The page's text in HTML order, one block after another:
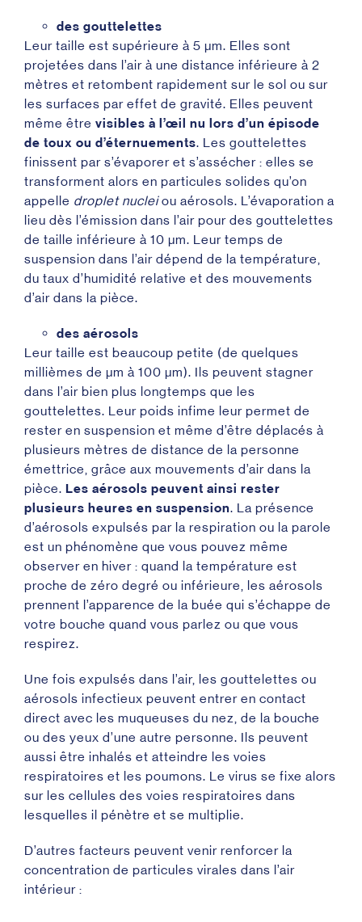
des gouttelettes
Leur taille est supérieure à 5 µm. Elles sont
projetées dans l’air à une distance inférieure à 2
mètres et retombent rapidement sur le sol ou sur
les surfaces par effet de gravité. Elles peuvent
même être visibles à l’œil nu lors d’un épisode
de toux ou d’éternuements. Les gouttelettes
finissent par s’évaporer et s’assécher : elles se
transforment alors en particules solides qu’on
appelle droplet nucleiou aérosols. L’évaporation a
lieu dès l’émission dans l’air pour des gouttelettes
de taille inférieure à 10 µm. Leur temps de
suspension dans l’air dépend de la température,
du taux d’humidité relative et des mouvements
d’air dans la pièce.
des aérosols
Leur taille est beaucoup petite (de quelques
millièmes de µm à 100 µm). Ils peuvent stagner
dans l’air bien plus longtemps que les
gouttelettes. Leur poids infime leur permet de
rester en suspension et même d’être déplacés à
plusieurs mètres de distance de la personne
émettrice, grâce aux mouvements d’air dans la
pièce. Les aérosols peuvent ainsi rester
plusieurs heures en suspension. La présence
d’aérosols expulsés par la respiration ou la parole
est un phénomène que vous pouvez même
observer en hiver : quand la température est
proche de zéro degré ou inférieure, les aérosols
prennent l’apparence de la buée qui s’échappe de
votre bouche quand vous parlez ou que vous
respirez.
Une fois expulsés dans l’air, les gouttelettes ou
aérosols infectieux peuvent entrer en contact
direct avec les muqueuses du nez, de la bouche
ou des yeux d’une autre personne. Ils peuvent
aussi être inhalés et atteindre les voies
respiratoires et les poumons. Le virus se fixe alors
sur les cellules des voies respiratoires dans
lesquelles il pénètre et se multiplie.
D’autres facteurs peuvent venir renforcer la
concentration de particules virales dans l’air
intérieur :